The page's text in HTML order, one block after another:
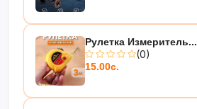
Рулетка Измеритель...
(0)
15.00с.